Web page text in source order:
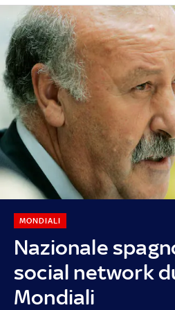
Nazionale
social network
Mondiali
MONDIALI